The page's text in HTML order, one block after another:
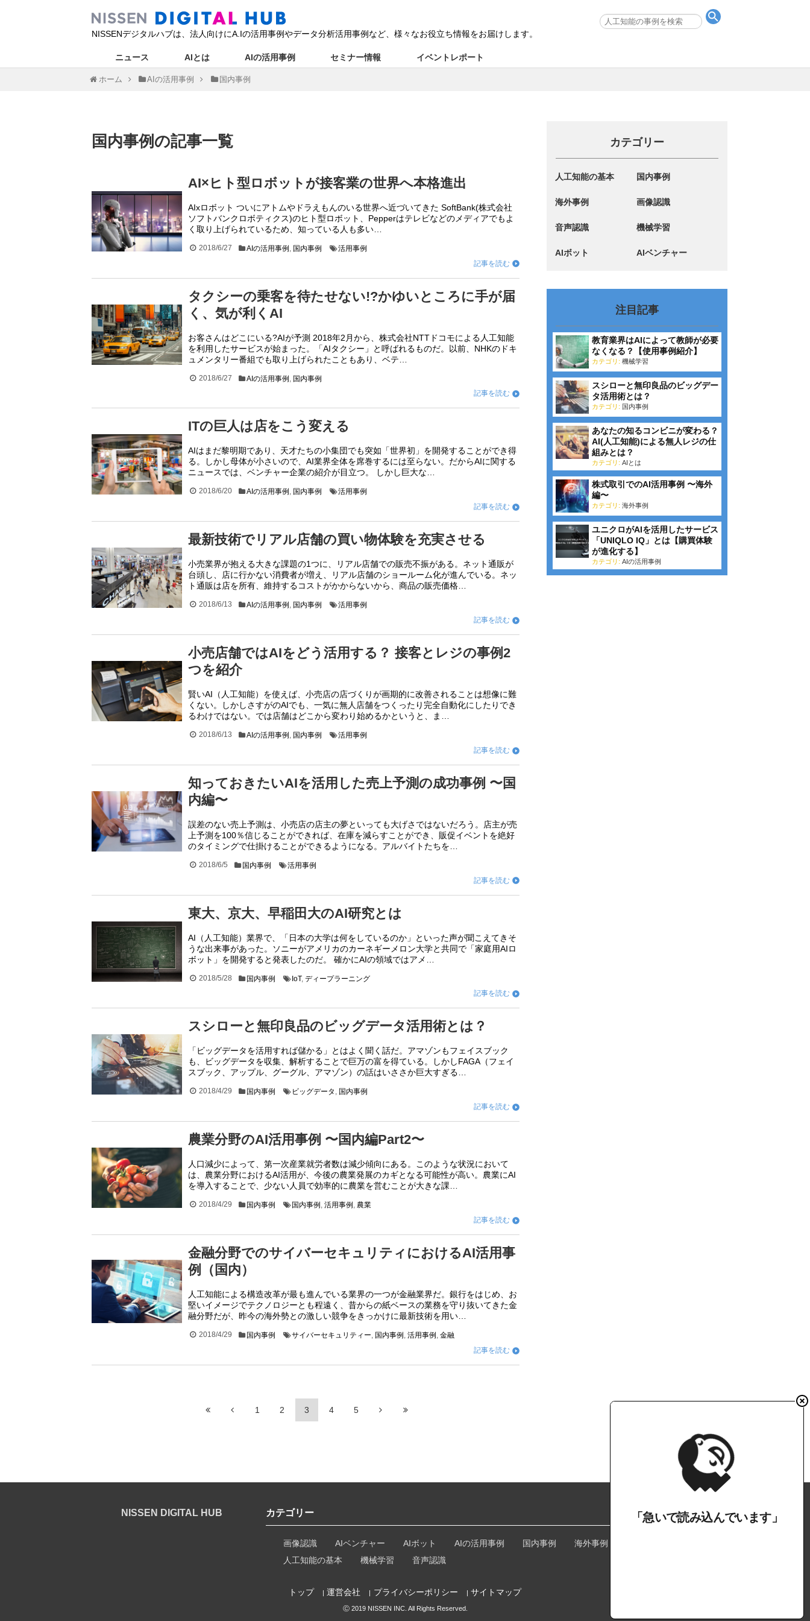
NISSENデジタルハブは、法人向けにA.Iの活用事例やデータ分析活用事例など、様々なお役立ち情報をお届けします。
ニュース AIとは AIの活用事例 セミナー情報 イベントレポート
ホーム AIの活用事例 国内事例
国内事例 の記事一覧
AI×ヒト型ロボットが接客業の世界へ本格進出
AIxロボット ついにアトムやドラえもんのいる世界へ近づいてきた SoftBank(株式会社
ソフトバンクロボティクス)のヒト型ロボット、Pepperはテレビなどのメディアでもよ
く取り上げられているため、知っている人も多い…
2018/6/27 AIの活用事例, 国内事例
活用事例
記事を読む 
タクシーの乗客を待たせない!?かゆいところに手が届
く、気が利くAI
お客さんはどこにいる?AIが予測 2018年2月から、株式会社NTTドコモによる人工知能
を利用したサービスが始まった。「AIタクシー」と呼ばれるものだ。以前、NHKのドキ
ュメンタリー番組でも取り上げられたこともあり、ベテ…
2018/6/27 AIの活用事例 国内事例
記事を読む 
ITの巨人は店をこう変える
AIはまだ黎明期であり、天才たちの小集団でも突如「世界初」を開発することができ得
る。しかし母体が小さいので、AI業界全体を席巻するには至らない。だからAIに関する
ニュースでは、ベンチャー企業の紹介が目立つ。 しかし巨大な…
2018/6/20 AIの活用事例 , 国内事例
活用事例
記事を読む 
最新技術でリアル店舗の買い物体験を充実させる
小売業界が抱える大きな課題の1つに、リアル店舗での販売不振がある。ネット通販が
台頭し、店に行かない消費者が増え、リアル店舗のショールーム化が進んでいる。ネッ
ト通販は店を所有、維持するコストがかからないから、商品の販売価格…
2018/6/13 AIの活用事例 , 国内事例
活用事例
記事を読む 
小売店舗ではAIをどう活用する？ 接客とレジの事例2
つを紹介
賢いAI（人工知能）を使えば、小売店の店づくりが画期的に改善されることは想像に難
くない。しかしさすがのAIでも、一気に無人店舗をつくったり完全自動化にしたりでき
るわけではない。では店舗はどこから変わり始めるかというと、ま…
2018/6/13 AIの活用事例 , 国内事例
活用事例
記事を読む 
知っておきたいAIを活用した売上予測の成功事例 〜国
内編〜
誤差のない売上予測は、小売店の店主の夢といっても大げさではないだろう。店主が売
上予測を100％信じることができれば、在庫を減らすことができ、販促イベントを絶好
のタイミングで仕掛けることができるようになる。アルバイトたちを…
2018/6/5 国内事例
活用事例
記事を読む 
東大、京大、早稲田大のAI研究とは
AI（人工知能）業界で、「日本の大学は何をしているのか」といった声が聞こえてきそ
うな出来事があった。ソニーがアメリカのカーネギーメロン大学と共同で「家庭用AIロ
ボット」を開発すると発表したのだ。 確かにAIの領域ではアメ…
2018/5/28 国内事例 IoT,ディープラーニング
記事を読む 
スシローと無印良品のビッグデータ活用術とは？
「ビッグデータを活用すれば儲かる」とはよく聞く話だ。アマゾンもフェイスブック
も、ビッグデータを収集、解析することで巨万の富を得ている。しかしFAGA（フェイ
スブック、アップル、グーグル、アマゾン）の話はいささか巨大すぎる…
2018/4/29 国内事例 ビッグデータ , 国内事例
記事を読む 
農業分野のAI活用事例 〜国内編Part2〜
人口減少によって、第一次産業就労者数は減少傾向にある。このような状況において
は、農業分野におけるAI活用が、今後の農業発展のカギとなる可能性が高い。農業にAI
を導入することで、少ない人員で効率的に農業を営むことが大きな課…
2018/4/29 国内事例 国内事例 ,活用事例 , 農業
記事を読む 
金融分野でのサイバーセキュリティにおけるAI活用事
例（国内）
人工知能による構造改革が最も進んでいる業界の一つが金融業界だ。銀行をはじめ、お
堅いイメージでテクノロジーとも程遠く、昔からの紙ベースの業務を守り抜いてきた金
融分野だが、昨今の海外勢との激しい競争をきっかけに最新技術を用い…
2018/4/29 国内事例 サイバーセキュリティー, 国内事例 ,活用事例 ,金融
記事を読む 
1 2 3 4 5
カテゴリー
人工知能の基本 国内事例
海外事例 画像認識
音声認識 機械学習
AIボット AIベンチャー
注目記事
教育業界はAIによって教師が必要
なくなる？【使用事例紹介】
カテゴリ: 機械学習
スシローと無印良品のビッグデー
タ活用術とは？
カテゴリ: 国内事例
あなたの知るコンビニが変わる？
AI(人工知能)による無人レジの仕
組みとは？
カテゴリ: AIとは
株式取引でのAI活用事例 〜海外
編〜
カテゴリ: 海外事例
ユニクロがAIを活用したサービス
「UNIQLO IQ」とは【購買体験
が進化する】
カテゴリ: AIの活用事例
NISSEN DIGITAL HUB カテゴリー
画像認識 AIベンチャー AIボット AIの活用事例 国内事例
海外事例
人工知能の基本
機械学習 音声認識
トップ 運営会社 プライバシーポリシー サイトマップ
Ⓒ 2019 NISSEN INC. All Rights Reserved.